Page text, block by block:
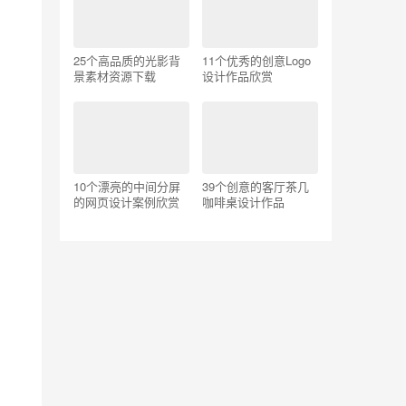
25个高品质的光影背
景素材资源下载
11个优秀的创意Logo
设计作品欣赏
10个漂亮的中间分屏
的网页设计案例欣赏
39个创意的客厅茶几
咖啡桌设计作品